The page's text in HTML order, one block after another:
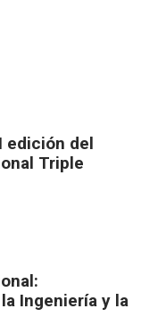
edición del
Triple
Ingeniería y la